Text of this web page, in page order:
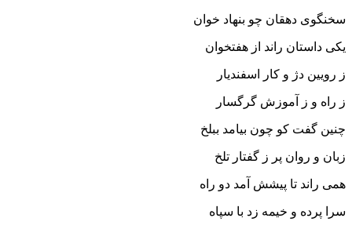
سخن‏گوى دهقان چو بنهاد خوان
یکى داستان راند از هفتخوان‏
ز رویین دژ و کار اسفندیار
ز راه و ز آموزش گرگسار
چنین گفت کو چون بیامد ببلخ
زبان و روان پر ز گفتار تلخ‏
همى راند تا پیشش آمد دو راه
سرا پرده و خیمه زد با سپاه‏